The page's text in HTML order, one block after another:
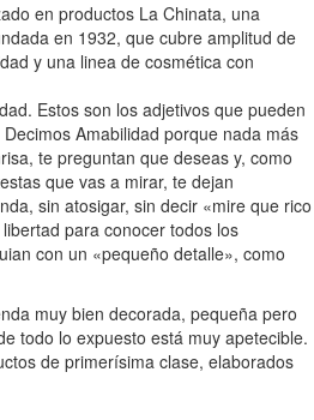
en productos La Chinata, una
en 1932, que cubre amplitud de
y una linea de cosmética con
Estos son los adjetivos que pueden
Amabilidad porque nada más
te preguntan que deseas y, como
que vas a mirar, te dejan
sin atosigar, sin decir «mire que rico
para conocer todos los
con un «pequeño detalle», como
muy bien decorada, pequeña pero
todo lo expuesto está muy apetecible.
de primerísima clase, elaborados